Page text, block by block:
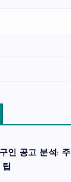
인 공고 분석: 주